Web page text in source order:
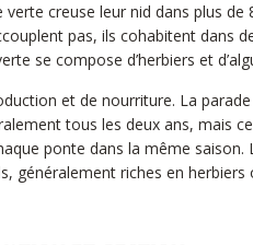
creuse leur nid dans plus
pas, ils cohabitent dans
se compose d’herbiers et
et de nourriture. La
tous les deux ans, mais
ponte dans la même
riches en